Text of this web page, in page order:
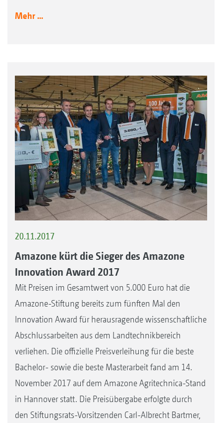
Mehr ...
20.11.2017
Amazone kürt die Sieger des Amazone
Innovation Award 2017
Mit Preisen im Gesamtwert von 5.000 Euro hat die
Amazone-Stiftung bereits zum fünften Mal den
Innovation Award für herausragende wissenschaftliche
Abschlussarbeiten aus dem Landtechnikbereich
verliehen. Die offizielle Preisverleihung für die beste
Bachelor- sowie die beste Masterarbeit fand am 14.
November 2017 auf dem Amazone Agritechnica-Stand
in Hannover statt. Die Preisübergabe erfolgte durch
den Stiftungsrats-Vorsitzenden Carl-Albrecht Bartmer,